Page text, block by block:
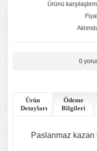
Ürünü
0
Ürün
Detayları
Ödeme
Bilgileri
Paslanmaz